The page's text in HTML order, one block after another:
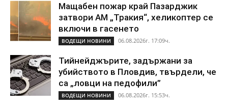
Мащабен пожар край Пазарджик
затвори АМ „Тракия“, хеликоптер се
включи в гасенето
ВОДЕЩИ НОВИНИ 06.08.2026г. 17:09ч.
Тийнейджърите, задържани за
убийството в Пловдив, твърдели, че
са „ловци на педофили”
ВОДЕЩИ НОВИНИ 06.08.2026г. 15:53ч.